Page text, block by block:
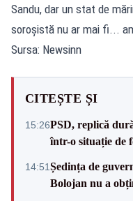
Sandu, dar un stat de
soroșistă nu ar mai fi...
Sursa: Newsinn
CITEȘTE ȘI
15:26PSD, replică
într-o situație de
14:51Ședința de
Bolojan nu a